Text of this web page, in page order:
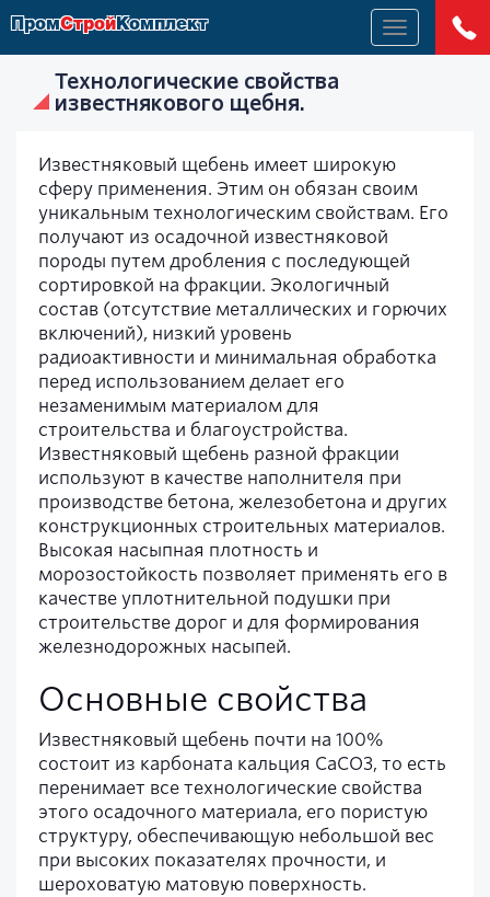
Меню
Пром Строй Комплект
Технологические свойства
известнякового щебня.
Известняковый щебень имеет широкую
сферу применения. Этим он обязан своим
уникальным технологическим свойствам. Его
получают из осадочной известняковой
породы путем дробления с последующей
сортировкой на фракции. Экологичный
состав (отсутствие металлических и горючих
включений), низкий уровень
радиоактивности и минимальная обработка
перед использованием делает его
незаменимым материалом для
строительства и благоустройства.
Известняковый щебень разной фракции
используют в качестве наполнителя при
производстве бетона, железобетона и других
конструкционных строительных материалов.
Высокая насыпная плотность и
морозостойкость позволяет применять его в
качестве уплотнительной подушки при
строительстве дорог и для формирования
железнодорожных насыпей.
Основные свойства
Известняковый щебень почти на 100%
состоит из карбоната кальция СаСО3, то есть
перенимает все технологические свойства
этого осадочного материала, его пористую
структуру, обеспечивающую небольшой вес
при высоких показателях прочности, и
шероховатую матовую поверхность.